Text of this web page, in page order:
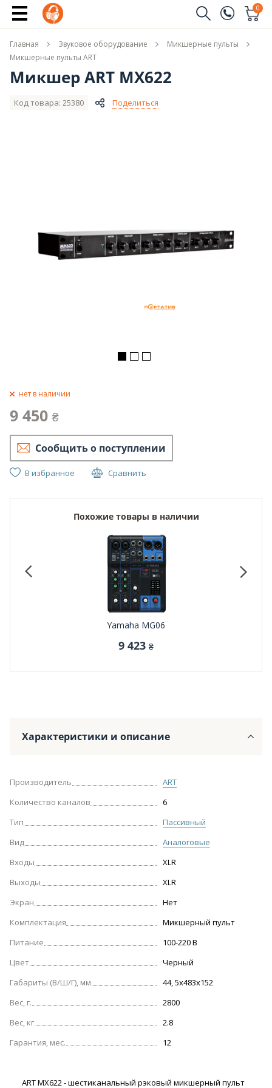
(096)
(044)
0
Имя
Главная Звуковое оборудование
Микшерные пульты
Микшерные пульты ART
Микшер ART MX622
Код товара: 25380 Поделиться
нет в наличии
9 450 ₴
Сообщить о поступлении
В избранное Сравнить
Похожие товары в наличии
Yamaha MG06
9 423 ₴
Характеристики и описание
Производитель
ART
Количество каналов
6
Тип
Пассивный
Вид
Аналоговые
Входы
XLR
Выходы
XLR
Экран
Нет
Комплектация
Микшерный пульт
Питание
100-220 В
Цвет
Черный
Габариты (В/Ш/Г), мм
44, 5х483х152
Вес, г.
2800
Вес, кг
2.8
Гарантия, мес.
12
ART MX622 - шестиканальный рэковый микшерный пульт
Сообщить о поступлении